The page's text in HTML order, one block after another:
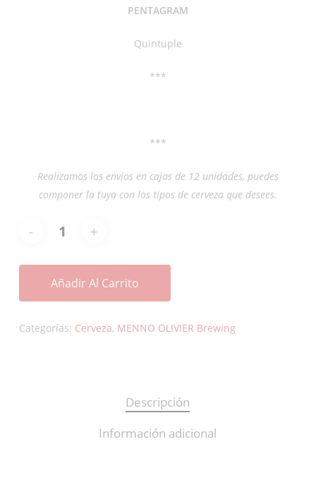
PENTAGRAM
Quintuple
***
***
Realizamos los envíos en cajas de 12 unidades, puedes
componer la tuya con los tipos de cerveza que desees.
Añadir Al Carrito
Categorías: Cerveza, MENNO OLIVIER Brewing
Descripción
Información adicional